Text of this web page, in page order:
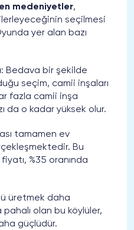
medeniyetler,
seçilmesi
yer alan bazı
: Bedava bir şekilde
seçim, camii inşaları
fazla camii inşa
da o kadar yüksek olur.
tamamen ev
Bu
%35 oranında
üretmek daha
pahalı olan bu köylüler,
güçlüdür.